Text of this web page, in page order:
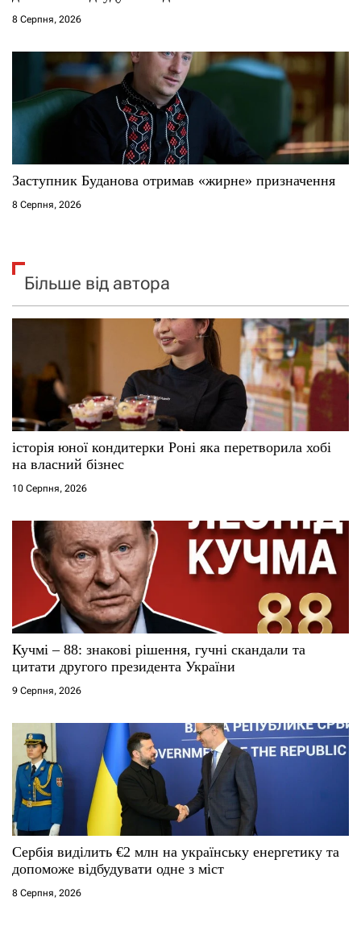
8 Серпня, 2026
Заступник Буданова отримав «жирне» призначення
8 Серпня, 2026
Більше від автора
історія юної кондитерки Роні яка перетворила хобі
на власний бізнес
10 Серпня, 2026
Кучмі – 88: знакові рішення, гучні скандали та
цитати другого президента України
9 Серпня, 2026
Сербія виділить €2 млн на українську енергетику та
допоможе відбудувати одне з міст
8 Серпня, 2026